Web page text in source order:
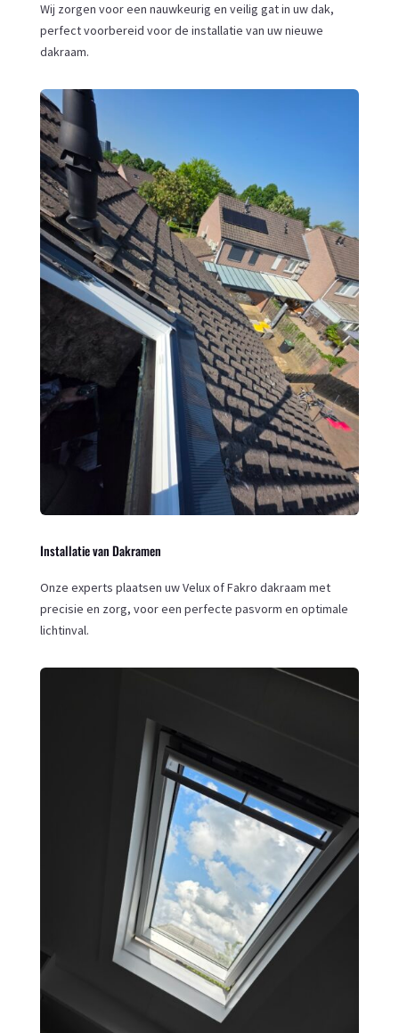
Wij zorgen voor een nauwkeurig en veilig gat in uw dak,
perfect voorbereid voor de installatie van uw nieuwe
dakraam.
Installatie van Dakramen
Onze experts plaatsen uw Velux of Fakro dakraam met
precisie en zorg, voor een perfecte pasvorm en optimale
lichtinval.